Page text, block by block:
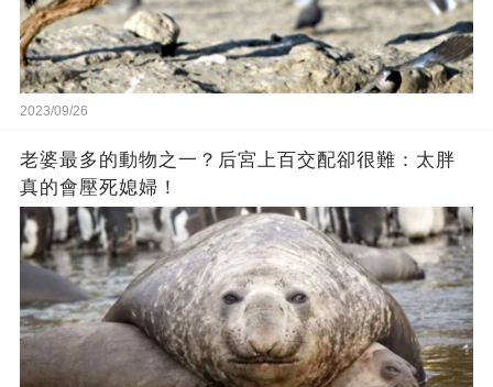
2023/09/26
老婆最多的動物之一？后宮上百交配卻很難：太胖
真的會壓死媳婦！